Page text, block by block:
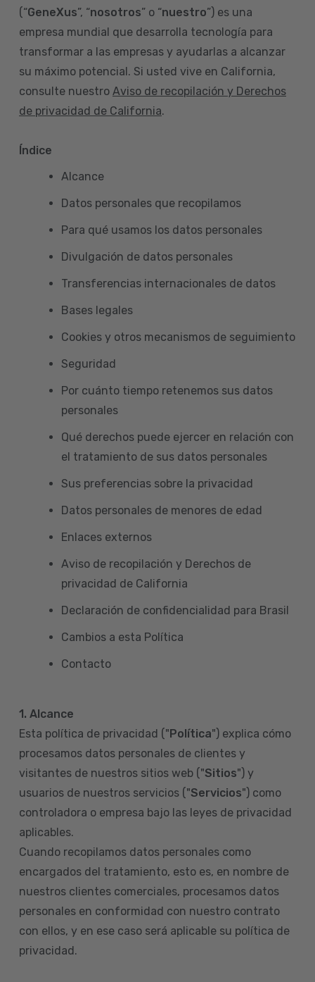
(“GeneXus”, “nosotros” o “nuestro”) es una
empresa mundial que desarrolla tecnología para
transformar a las empresas y ayudarlas a alcanzar
su máximo potencial. Si usted vive en California,
consulte nuestro Aviso de recopilación y Derechos
de privacidad de California.
Índice
Alcance
Datos personales que recopilamos
Para qué usamos los datos personales
Divulgación de datos personales
Transferencias internacionales de datos
Bases legales
Cookies y otros mecanismos de seguimiento
Seguridad
Por cuánto tiempo retenemos sus datos
personales
Qué derechos puede ejercer en relación con
el tratamiento de sus datos personales
Sus preferencias sobre la privacidad
Datos personales de menores de edad
Enlaces externos
Aviso de recopilación y Derechos de
privacidad de California
Declaración de confidencialidad para Brasil
Cambios a esta Política
Contacto
1. Alcance
Esta política de privacidad ("Política") explica cómo
procesamos datos personales de clientes y
visitantes de nuestros sitios web ("Sitios") y
usuarios de nuestros servicios ("Servicios") como
controladora o empresa bajo las leyes de privacidad
aplicables.
Cuando recopilamos datos personales como
encargados del tratamiento, esto es, en nombre de
nuestros clientes comerciales, procesamos datos
personales en conformidad con nuestro contrato
con ellos, y en ese caso será aplicable su política de
privacidad.